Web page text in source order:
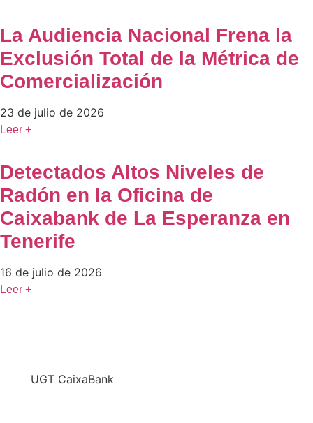
La Audiencia Nacional Frena la
Exclusión Total de la Métrica de
Comercialización
23 de julio de 2026
Leer +
Detectados Altos Niveles de
Radón en la Oficina de
Caixabank de La Esperanza en
Tenerife
16 de julio de 2026
Leer +
UGT CaixaBank